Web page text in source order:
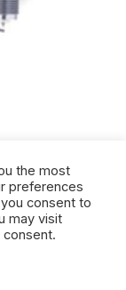
d’allumage
les
carnet
the most
preferences
consent to
may visit